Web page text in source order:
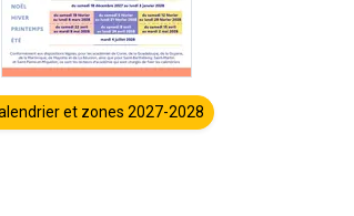
et zones 2027-2028